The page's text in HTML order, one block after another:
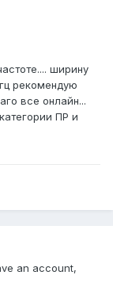
ширину
рекомендую
все онлайн...
ПР и
an account,